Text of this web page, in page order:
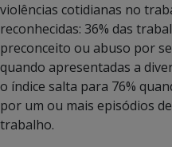
violências cotidianas no
reconhecidas: 36% das
preconceito ou abuso por
quando apresentadas a
o índice salta para 76%
por um ou mais episódios
trabalho.